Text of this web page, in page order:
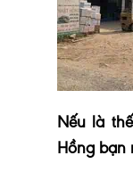
Nếu là
Hồng bạn